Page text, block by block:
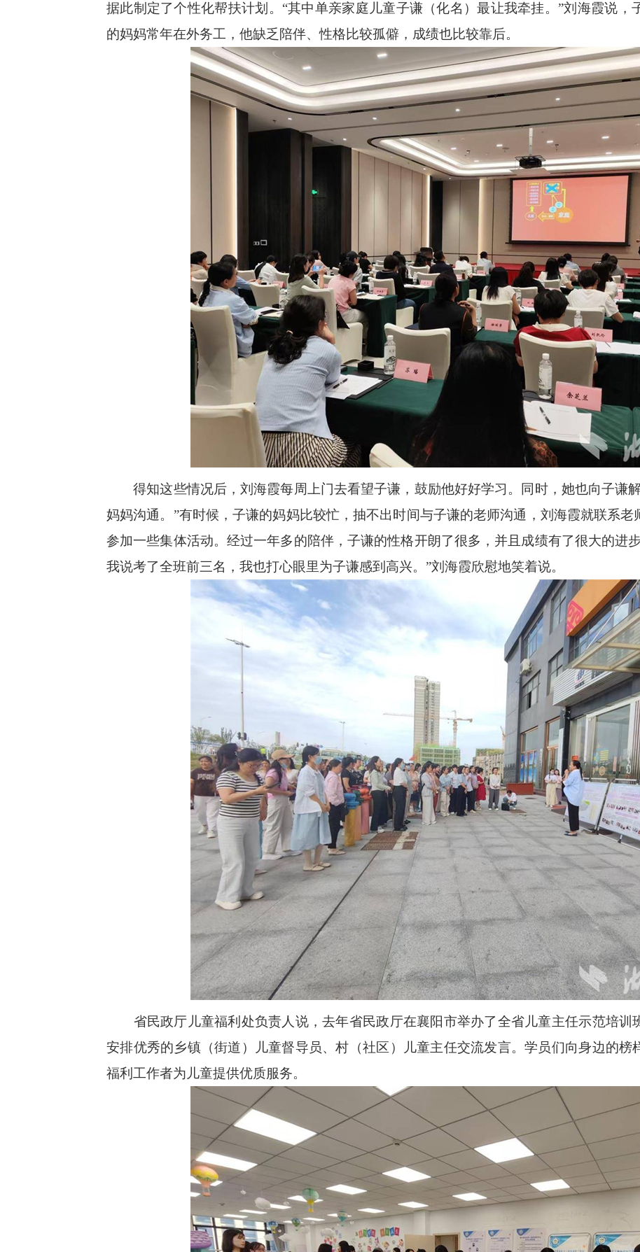
据此制定了个性化帮扶计划。“其中单亲家庭儿童子谦（化名）最让我牵挂。”刘海霞说，
的妈妈常年在外务工，他缺乏陪伴、性格比较孤僻，成绩也比较靠后。
得知这些情况后，刘海霞每周上门去看望子谦，鼓励他好好学习。同时，她也向子谦
妈妈沟通。”有时候，子谦的妈妈比较忙，抽不出时间与子谦的老师沟通，刘海霞就联系
参加一些集体活动。经过一年多的陪伴，子谦的性格开朗了很多，并且成绩有了很大的进
我说考了全班前三名，我也打心眼里为子谦感到高兴。”刘海霞欣慰地笑着说。
省民政厅儿童福利处负责人说，去年省民政厅在襄阳市举办了全省儿童主任示范培训
安排优秀的乡镇（街道）儿童督导员、村（社区）儿童主任交流发言。学员们向身边的榜
福利工作者为儿童提供优质服务。